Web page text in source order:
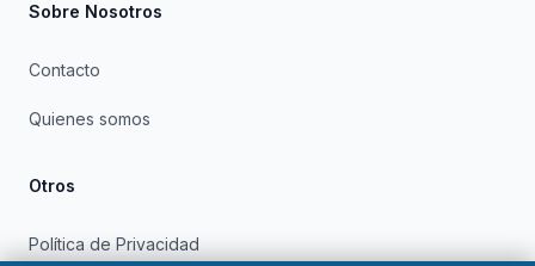
Sobre Nosotros
Contacto
Quienes somos
Otros
Política de Privacidad